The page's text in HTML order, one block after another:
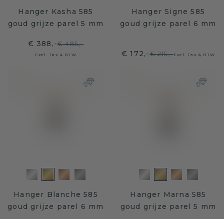
Hanger Kasha 585
goud grijze parel 5 mm
€ 388,-€ 485,-
Excl. Tax & BTW
Hanger Signe 585
goud grijze parel 6 mm
€ 172,-€ 215,-Excl. Tax & BTW
Hanger Blanche 585
goud grijze parel 6 mm
Hanger Marna 585
goud grijze parel 5 mm